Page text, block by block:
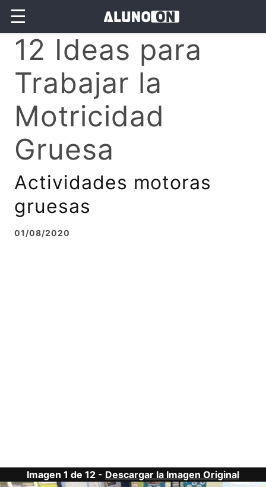
☰
12 Ideas para
Trabajar la
Motricidad
Gruesa
Actividades motoras
gruesas
01/08/2020
Imagen 1 de 12 - Descargar la Imagen Original